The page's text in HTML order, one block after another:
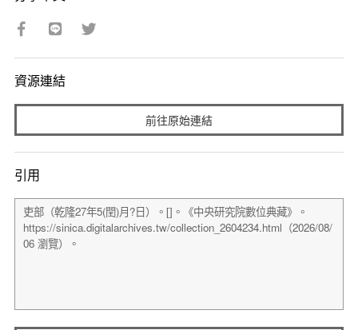
資源連結
前往原始連結
引用